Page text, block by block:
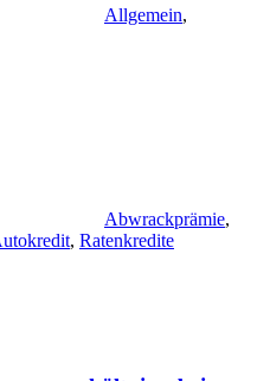
Allgemein,
Abwrackprämie,
, Ratenkredite